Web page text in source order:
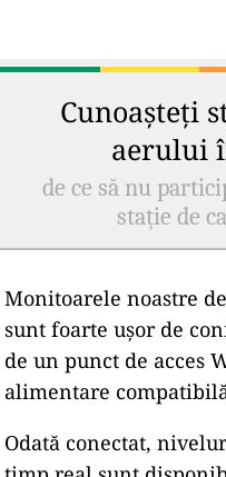
Cunoașteți
aerului
de ce să nu
stație de
Monitoarele noastre
sunt foarte ușor de
de un punct de acces
alimentare
Odată conectat,